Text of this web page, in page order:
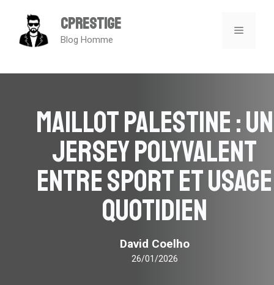
contenu
CPrestige
Blog Homme
MENU
Maillot Palestine : un
jersey polyvalent
entre sport et usage
quotidien
David Coelho
26/01/2026